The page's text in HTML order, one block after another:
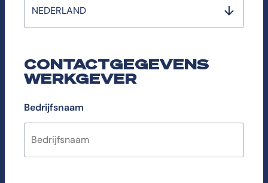
NEDERLAND
CONTACTGEGEVENS
WERKGEVER
Bedrijfsnaam